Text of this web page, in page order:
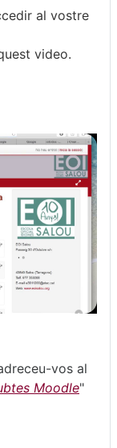
al vostre
video.
vos al
Moodle"